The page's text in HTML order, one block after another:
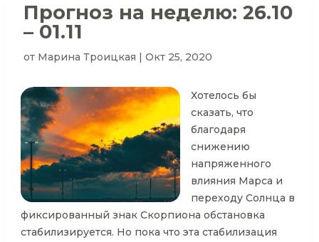
Прогноз на неделю: 26.10
– 01.11
от Марина Троицкая | Окт 25, 2020
Хотелось бы
сказать, что
благодаря
снижению
напряженного
влияния Марса и
переходу Солнца в
фиксированный знак Скорпиона обстановка
стабилизируется. Но пока что эта стабилизация